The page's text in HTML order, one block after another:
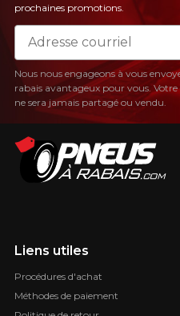
Liens utiles
Procédures d'achat
Méthodes de paiement
prochaines promotions.
Courriel
Nous nous engageons à vous
rabais avantageux pour vous.
ne sera jamais partagé ou vendu.